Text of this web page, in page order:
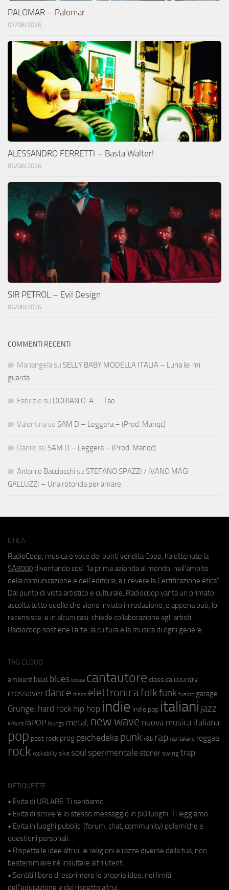
PALOMAR – Palomar
07/08/2026
ALESSANDRO FERRETTI – Basta Walter!
06/08/2026
SIR PETROL – Evil Design
06/08/2026
COMMENTI RECENTI
Mariangela su SELLY BABY MODELLA ITALIA – Luna lei mi
guarda
Fabrizio su DORIAN O. A. – Tao
Valentina su SAM D – Leggera – (Prod. Manqc)
Danilo su SAM D – Leggera – (Prod. Manqc)
Antonio Bacciocchi su STEFANO SPAZZI / IVANO MAGI
GALLUZZI – Una rotonda per amare
ETICA
RadioCoop, musica e voce dei punti vendita Coop, ha ottenuto la
SA8000 diventando così "la prima azienda al mondo, nell'ambito
della comunicazione e dell'editoria, a ricevere la Certificazione etica".
Dal punto di vista artistico e culturale, Radiocoop vanta un primato:
ascolta tutto quello che viene inviato in redazione, e appena può, lo
recensisce, e in alcuni casi, chiede collaborazione agli artisti.
Radiocoop sostiene l'arte, la cultura e la musica di ogni genere.
TAG CLOUD
ambient beat blues bossa cantautore classica country
crossover dance disco elettronicafolkfunk fusion garage
Grunge; hard rock hip hop indie indie pop italiani jazz
kimura laPOP lounge metal; new wave nuova musica italiana
pop post rock prog psichedeliapunk r&b rap rap italiano reggae
rock rockabilly ska soul sperimentale stoner swing trap
NETIQUETTE
• Evita di URLARE. Ti sentiamo.
• Evita di scrivere lo stesso messaggio in più luoghi. Ti leggiamo.
• Evita in luoghi pubblici (forum, chat, community) polemiche e
questioni personali.
• Rispetta le idee altrui, le religioni e razze diverse dalla tua, non
bestemmiare né insultare altri utenti.
• Sentiti libero di esprimere le proprie idee, nei limiti
dell'educazione e del rispetto altrui.